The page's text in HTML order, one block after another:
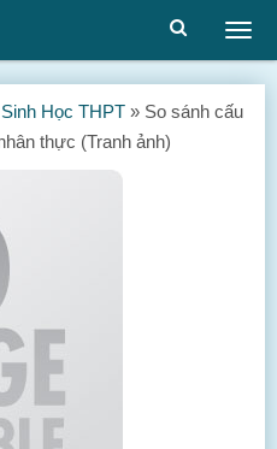
Học THPT » So sánh cấu
thực (Tranh ảnh)